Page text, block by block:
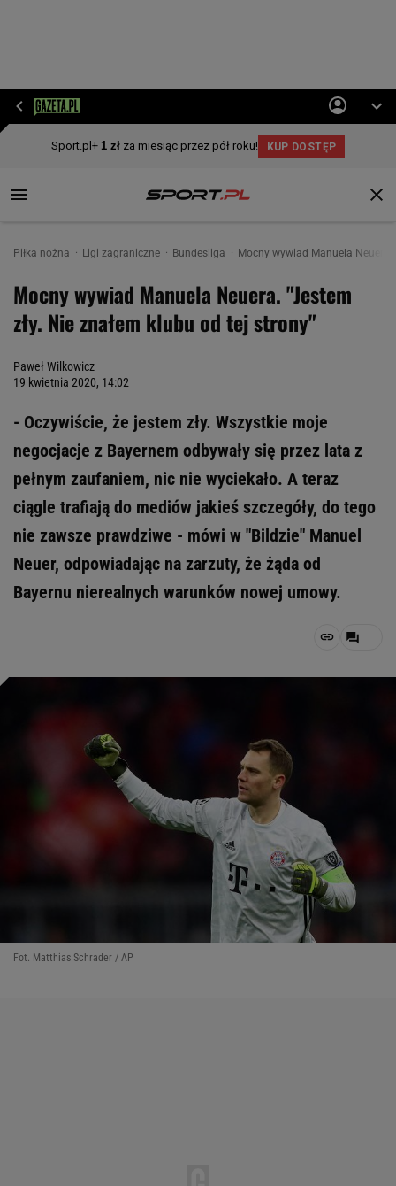
Piłka nożna Ligi zagraniczne Bundesliga Mocny wywiad Manuela Neuera.
Mocny wywiad Manuela Neuera. "Jestem
zły. Nie znałem klubu od tej strony"
Paweł Wilkowicz
19 kwietnia 2020, 14:02
- Oczywiście, że jestem zły. Wszystkie moje
negocjacje z Bayernem odbywały się przez lata z
pełnym zaufaniem, nic nie wyciekało. A teraz
ciągle trafiają do mediów jakieś szczegóły, do tego
nie zawsze prawdziwe - mówi w "Bildzie" Manuel
Neuer, odpowiadając na zarzuty, że żąda od
Bayernu nierealnych warunków nowej umowy.
Fot. Matthias Schrader / AP